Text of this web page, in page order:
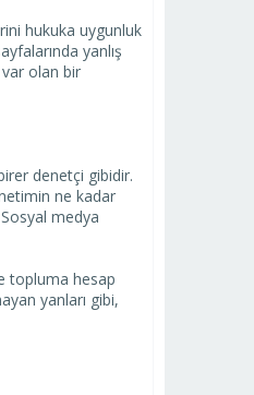
hukuka uygunluk
yanlış
var olan bir
denetçi gibidir.
ne kadar
medya
topluma hesap
yanları gibi,